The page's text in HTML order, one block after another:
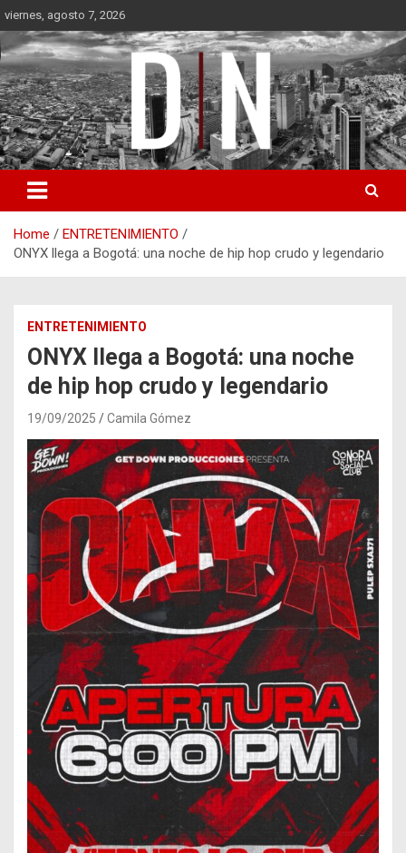
Skip
to
content
viernes, agosto 7, 2026
Diámetro Noticias
Home
ENTRETENIMIENTO
ONYX llega a Bogotá: una noche de hip hop crudo y legendario
ENTRETENIMIENTO
ONYX llega a Bogotá: una noche
de hip hop crudo y legendario
19/09/2025 Camila Gómez